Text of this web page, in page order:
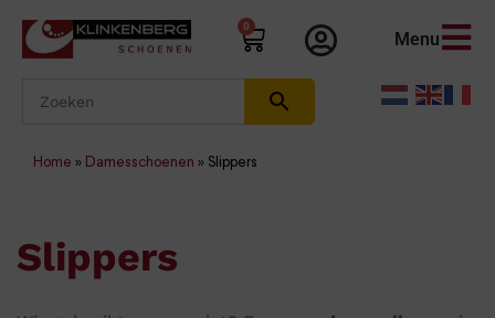
0
Menu
Home » Damesschoenen » Slippers
Slippers